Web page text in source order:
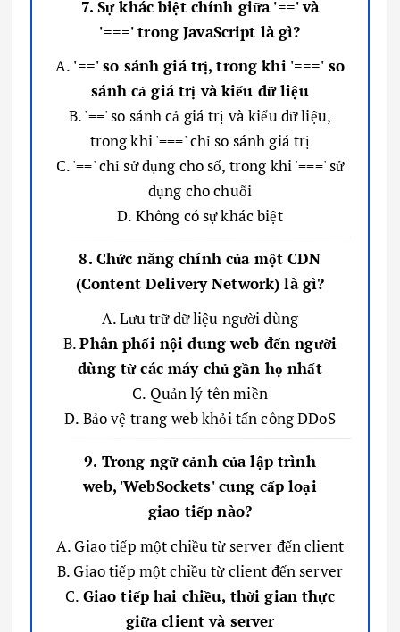
7. Sự khác biệt chính giữa '==' và
'===' trong JavaScript là gì?
A. '==' so sánh giá trị, trong khi '===' so
sánh cả giá trị và kiểu dữ liệu
B. '==' so sánh cả giá trị và kiểu dữ liệu,
trong khi '===' chỉ so sánh giá trị
C. '==' chỉ sử dụng cho số, trong khi '===' sử
dụng cho chuỗi
D. Không có sự khác biệt
8. Chức năng chính của một CDN
(Content Delivery Network) là gì?
A. Lưu trữ dữ liệu người dùng
B.Phân phối nội dung web đến người
dùng từ các máy chủ gần họ nhất
C. Quản lý tên miền
D. Bảo vệ trang web khỏi tấn công DDoS
9. Trong ngữ cảnh của lập trình
web, 'WebSockets' cung cấp loại
giao tiếp nào?
A. Giao tiếp một chiều từ server đến client
B. Giao tiếp một chiều từ client đến server
C. Giao tiếp hai chiều, thời gian thực
giữa client và server